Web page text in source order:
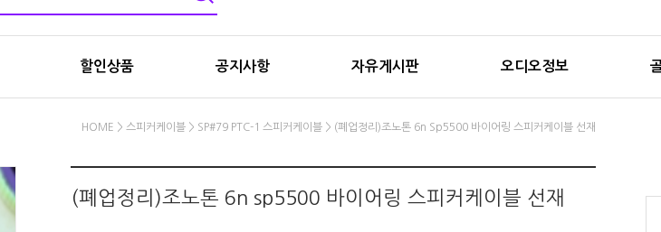
할인상품 공지사항 자유게시판 오디오정보
HOME > 스피커케이블 > SP#79 PTC-1 스피커케이블 > (폐업정리)조노톤 6n Sp5500 바이어링 스피커케이블 선재
(폐업정리)조노톤 6n sp5500 바이어링 스피커케이블 선재